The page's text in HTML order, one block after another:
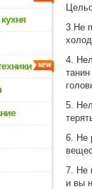
3.Не
4.
5.
6. Не
7. Не
и вы